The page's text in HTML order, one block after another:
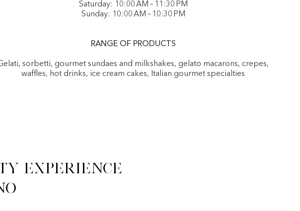
Saturday: 10:00 AM – 11:30 PM
Sunday: 10:00 AM – 10:30 PM
RANGE OF PRODUCTS
sorbetti, gourmet sundaes and milkshakes, gelato macarons, crepes,
waffles, hot drinks, ice cream cakes, Italian gourmet specialties
experience